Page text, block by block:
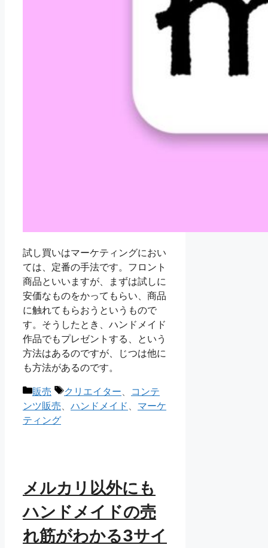
試し買いはマーケティングにおい
ては、定番の手法です。フロント
商品といいますが、まずは試しに
安価なものをかってもらい、商品
に触れてもらおうというもので
す。そうしたとき、ハンドメイド
作品でもプレゼントする、という
方法はあるのですが、じつは他に
も方法があるのです。
カ
テ
ゴ
販売
タ
グ
クリエイター
コンテ
ンツ販売
ハンドメイド
マーケ
ティング
メルカリ以外にも
ハンドメイドの売
れ筋がわかる3サイ